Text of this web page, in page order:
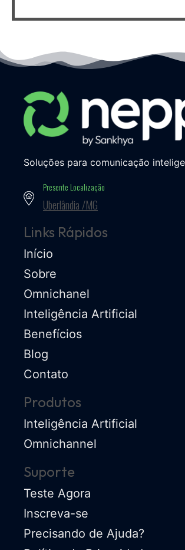
Soluções para comunicação
Presente Localização
Uberlândia /MG
Links Rápidos
Início
Sobre
Omnichanel
Inteligência Artificial
Benefícios
Blog
Contato
Produtos
Inteligência Artificial
Omnichannel
Suporte
Teste Agora
Inscreva-se
Precisando de Ajuda?